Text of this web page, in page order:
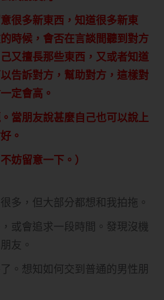
很多新東西，知道很多新東
時候，會否在言談間聽到對方
又擅長那些東西，又或者知道
告訴對方，幫助對方，這樣對
定會高。
當朋友說甚麼自己也可以說上
。
妨留意一下。）
多，但大部分都想和我拍拖。
或會追求一段時間。發現沒機
友。
。想知如何交到普通的男性朋